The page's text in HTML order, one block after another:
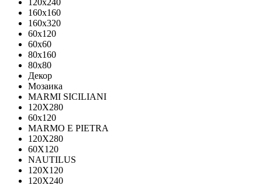
120x240
160x160
160x320
60x120
60x60
80x160
80x80
Декор
Мозаика
MARMI SICILIANI
120Х280
60x120
MARMO E PIETRA
120X280
60X120
NAUTILUS
120X120
120X240